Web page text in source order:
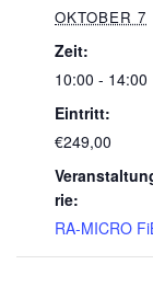
OKTOBER 7
Zeit:
10:00 - 14:00
Eintritt:
€249,00
rie:
RA-MICRO